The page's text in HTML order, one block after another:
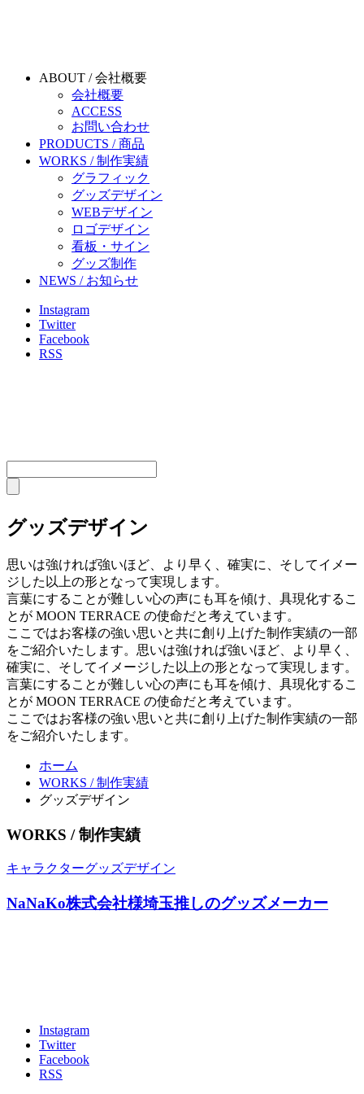
ABOUT / 会社概要
会社概要
ACCESS
お問い合わせ
PRODUCTS / 商品
WORKS / 制作実績
グラフィック
グッズデザイン
WEBデザイン
ロゴデザイン
看板・サイン
グッズ制作
NEWS / お知らせ
Instagram
Twitter
Facebook
RSS
グッズデザイン
思いは強ければ強いほど、より早く、確実に、そしてイメー
ジした以上の形となって実現します。
言葉にすることが難しい心の声にも耳を傾け、具現化するこ
とが MOON TERRACE の使命だと考えています。
ここではお客様の強い思いと共に創り上げた制作実績の一部
をご紹介いたします。 思いは強ければ強いほど、より早く、
確実に、そしてイメージした以上の形となって実現します。
言葉にすることが難しい心の声にも耳を傾け、具現化するこ
とが MOON TERRACE の使命だと考えています。
ここではお客様の強い思いと共に創り上げた制作実績の一部
をご紹介いたします。
ホーム
WORKS / 制作実績
グッズデザイン
WORKS / 制作実績
キャラクターグッズデザイン
NaNaKo株式会社様埼玉推しのグッズメーカー
Instagram
Twitter
Facebook
RSS